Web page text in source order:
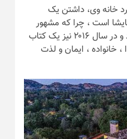
خانه وی، داشتن یک
است ، چرا که مشهور
نیز یک کتاب
خانواده ، ایمان و لذت